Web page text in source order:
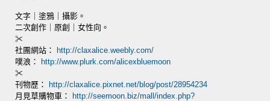
文字｜塗鴉｜攝影。
二次創作｜原創｜女性向。
✂
社團網站：
http://claxalice.weebly.com/
噗浪：
http://www.plurk.com/alicexbluemoon
✂
刊物歷：
http://claxalice.pixnet.net/blog/post/28954234
月見草購物車：
http://seemoon.biz/mall/index.php?